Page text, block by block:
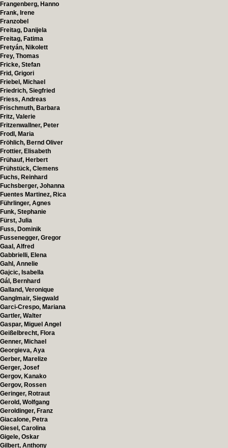
Frangenberg, Hanno
Frank, Irene
Franzobel
Freitag, Danijela
Freitag, Fatima
Fretyán, Nikolett
Frey, Thomas
Fricke, Stefan
Frid, Grigori
Friebel, Michael
Friedrich, Siegfried
Friess, Andreas
Frischmuth, Barbara
Fritz, Valerie
Fritzenwallner, Peter
Frodl, Maria
Fröhlich, Bernd Oliver
Frottier, Elisabeth
Frühauf, Herbert
Frühstück, Clemens
Fuchs, Reinhard
Fuchsberger, Johanna
Fuentes Martinez, Rica
Führlinger, Agnes
Funk, Stephanie
Fürst, Julia
Fuss, Dominik
Fussenegger, Gregor
Gaal, Alfred
Gabbrielli, Elena
Gahl, Annelie
Gajcic, Isabella
Gál, Bernhard
Galland, Veronique
Ganglmair, Siegwald
Garci-Crespo, Mariana
Gartler, Walter
Gaspar, Miguel Angel
Geißelbrecht, Flora
Genner, Michael
Georgieva, Aya
Gerber, Marelize
Gerger, Josef
Gergov, Kanako
Gergov, Rossen
Geringer, Rotraut
Gerold, Wolfgang
Geroldinger, Franz
Giacalone, Petra
Giesel, Carolina
Gigele, Oskar
Gilbert, Anthony